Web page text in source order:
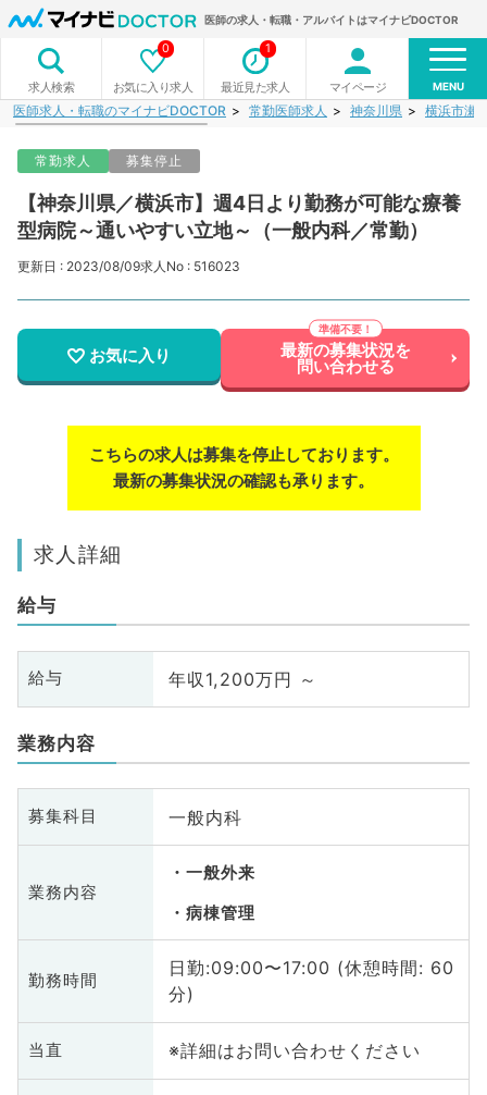
医師の求人・転職・アルバイトはマイナビDOCTOR
求人検索 お気に入り求人
0
最近見た求人
1
マイページ MENU
医師求人・転職のマイナビDOCTOR 常勤医師求人 神奈川県 横浜市瀬
常勤求人 募集停止
【神奈川県／横浜市】週4日より勤務が可能な療養
型病院～通いやすい立地～（一般内科／常勤）
更新日 : 2023/08/09求人No : 516023
お気に入り 最新の募集状況を
問い合わせる
こちらの求人は募集を停止しております。
最新の募集状況の確認も承ります。
求人詳細
給与
給与 年収1,200万円 ～
業務内容
募集科目 一般内科
業務内容
一般外来
病棟管理
勤務時間
日勤:09:00〜17:00 (休憩時間: 60
分)
当直 ※詳細はお問い合わせください